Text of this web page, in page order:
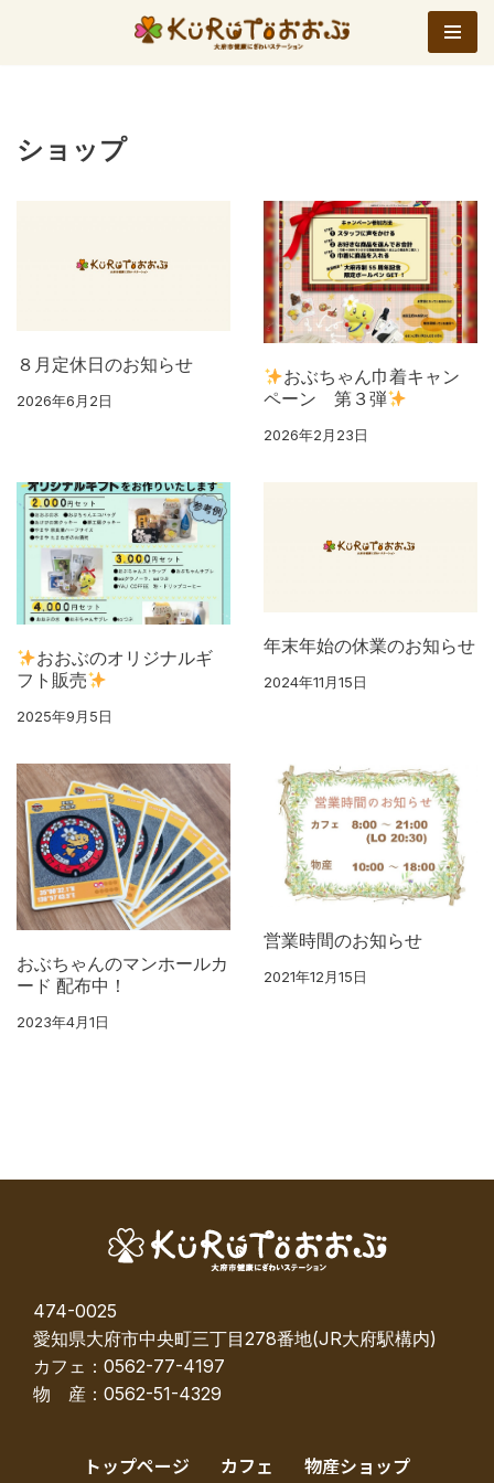
ン
ショップ
８月定休日のお知らせ
2026年6月2日
おぶちゃん巾着キャン
ペーン 第３弾
2026年2月23日
おおぶのオリジナルギ
フト販売
2025年9月5日
年末年始の休業のお知らせ
2024年11月15日
おぶちゃんのマンホールカ
ード 配布中！
2023年4月1日
営業時間のお知らせ
2021年12月15日
474-0025
愛知県大府市中央町三丁目278番地(JR大府駅構内)
カフェ：0562-77-4197
物 産：0562-51-4329
トップページ カフェ 物産ショップ